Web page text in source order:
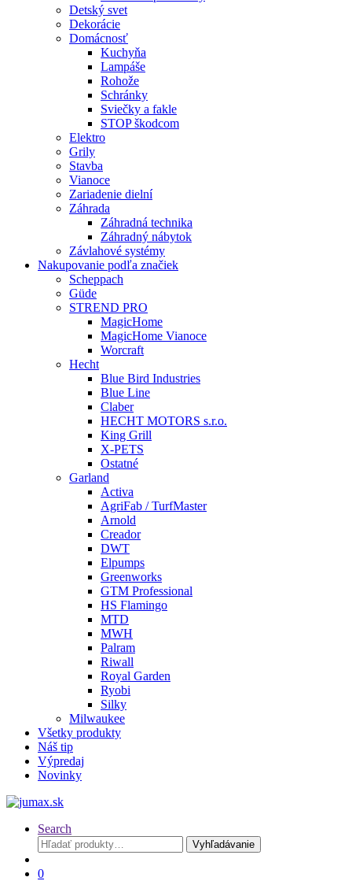
Detský svet
Dekorácie
Domácnosť
Kuchyňa
Lampáše
Rohože
Schránky
Sviečky a fakle
STOP škodcom
Elektro
Grily
Stavba
Vianoce
Zariadenie dielní
Záhrada
Záhradná technika
Záhradný nábytok
Závlahové systémy
Nakupovanie podľa značiek
Scheppach
Güde
STREND PRO
MagicHome
MagicHome Vianoce
Worcraft
Hecht
Blue Bird Industries
Blue Line
Claber
HECHT MOTORS s.r.o.
King Grill
X-PETS
Ostatné
Garland
Activa
AgriFab / TurfMaster
Arnold
Creador
DWT
Elpumps
Greenworks
GTM Professional
HS Flamingo
MTD
MWH
Palram
Riwall
Royal Garden
Ryobi
Silky
Milwaukee
Všetky produkty
Náš tip
Výpredaj
Novinky
Search
Hľadať:
Vyhľadávanie
0